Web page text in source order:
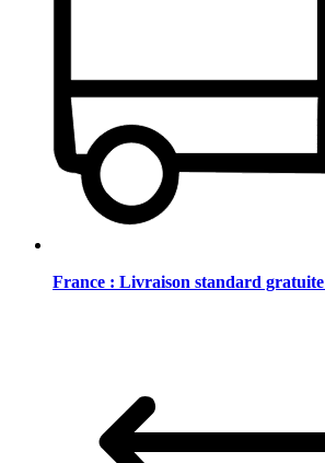
France : Livraison standard gratuite